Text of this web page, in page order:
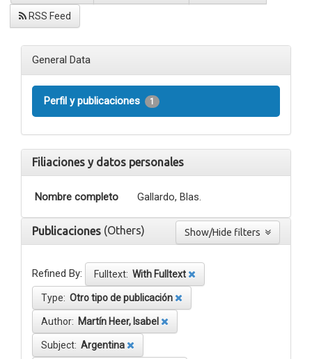
RSS Feed
General Data
Perfil y publicaciones 1
Filiaciones y datos personales
Nombre completo Gallardo, Blas.
Publicaciones (Others)
Refined By: Fulltext: With Fulltext
Type: Otro tipo de publicación
Author: Martín Heer, Isabel
Subject: Argentina